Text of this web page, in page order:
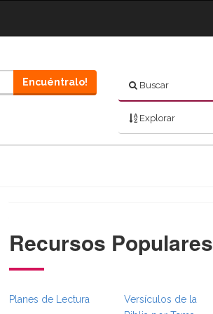
Buscar
Explorar
Encuéntralo!
}} }} }}
Recursos Populares
Planes de Lectura
Versículos de la